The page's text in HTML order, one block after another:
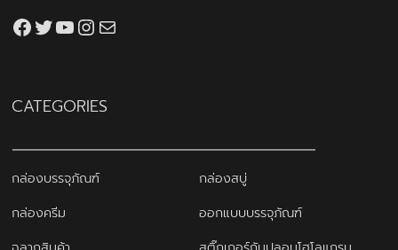
Facebook
Twitter
YouTube
Instagram
thaiprintshop.aw@gmail.com
CATEGORIES
กล่องบรรจุภัณฑ์
กล่องสบู่
กล่องครีม
ออกแบบบรรจุภัณฑ์